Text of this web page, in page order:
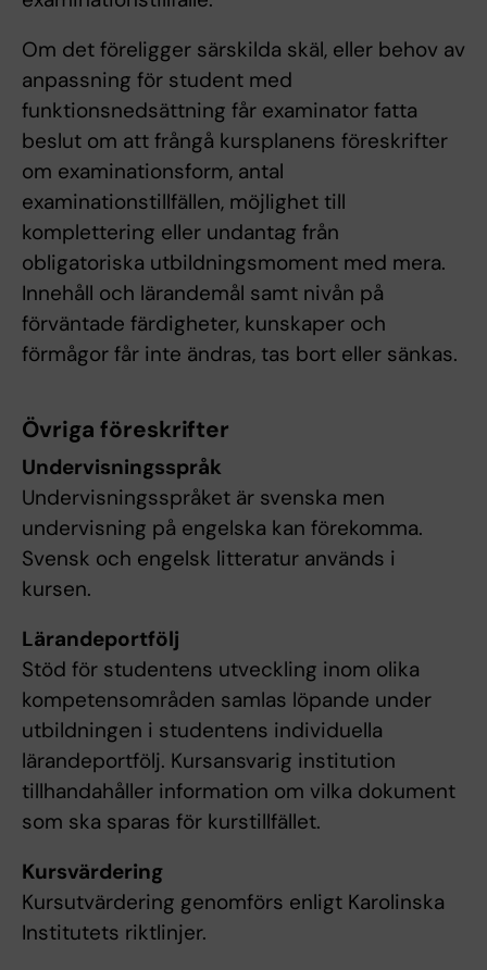
Om det föreligger särskilda skäl, eller behov av
anpassning för student med
funktionsnedsättning får examinator fatta
beslut om att frångå kursplanens föreskrifter
om examinationsform, antal
examinationstillfällen, möjlighet till
komplettering eller undantag från
obligatoriska utbildningsmoment med mera.
Innehåll och lärandemål samt nivån på
förväntade färdigheter, kunskaper och
förmågor får inte ändras, tas bort eller sänkas.
Övriga föreskrifter
Undervisningsspråk
Undervisningsspråket är svenska men
undervisning på engelska kan förekomma.
Svensk och engelsk litteratur används i
kursen.
Lärandeportfölj
Stöd för studentens utveckling inom olika
kompetensområden samlas löpande under
utbildningen i studentens individuella
lärandeportfölj. Kursansvarig institution
tillhandahåller information om vilka dokument
som ska sparas för kurstillfället.
Kursvärdering
Kursutvärdering genomförs enligt Karolinska
Institutets riktlinjer.